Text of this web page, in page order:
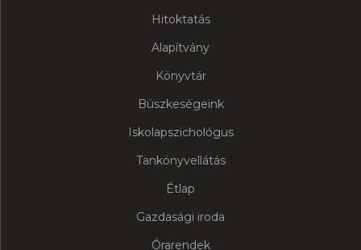
Hitoktatás
Alapítvány
Könyvtár
Büszkeségeink
Iskolapszichológus
Tankönyvellátás
Étlap
Gazdasági iroda
Órarendek